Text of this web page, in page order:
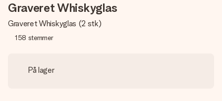
Graveret Whiskyglas
Graveret Whiskyglas (2 stk)
158 stemmer
På lager